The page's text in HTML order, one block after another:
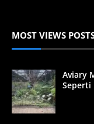
MOST VIEWS
Aviary
Seperti